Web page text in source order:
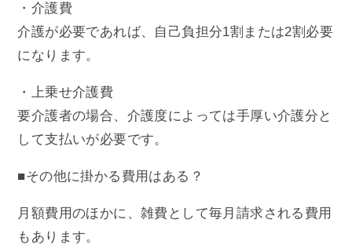
・介護費
介護が必要であれば、自己負担分1割または2割必要
になります。
・上乗せ介護費
要介護者の場合、介護度によっては手厚い介護分と
して支払いが必要です。
■その他に掛かる費用はある？
月額費用のほかに、雑費として毎月請求される費用
もあります。